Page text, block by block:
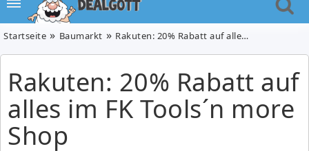
Startseite Baumarkt Rakuten: 20% Rabatt auf alles im FK Tools´n more Shop
Rakuten: 20% Rabatt auf
alles im FK Tools´n more
Shop